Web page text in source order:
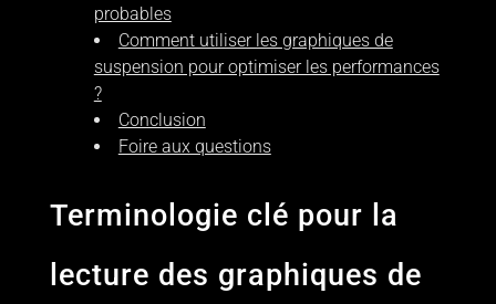
probables
Comment utiliser les graphiques de
suspension pour optimiser les performances
?
Conclusion
Foire aux questions
Terminologie clé pour la
lecture des graphiques de